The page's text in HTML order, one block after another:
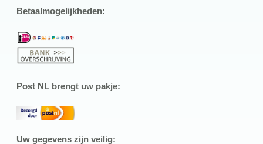
Betaalmogelijkheden:
Post NL brengt uw pakje:
Uw gegevens zijn veilig: